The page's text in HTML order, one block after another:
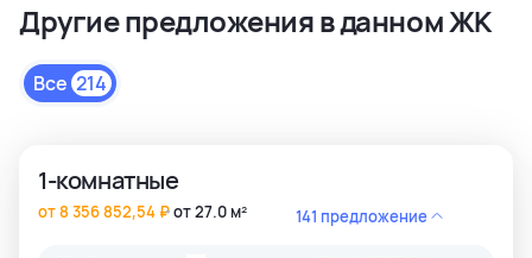
коммерческих объектах и жилой недвижимости
высокого качества в сегментах недвижимости
премиального и среднего класса. Среди районов
застройки как престижные комьюнити Бангкока, так и
Другие предложения в данном ЖК
Все 214
1-комнатные
от 27.0 м²
от 8 356 852,54 ₽ 141 предложение